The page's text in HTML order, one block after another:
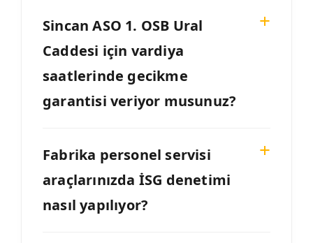
Sincan ASO 1. OSB Ural
Caddesi için vardiya
saatlerinde gecikme
garantisi veriyor musunuz?
Fabrika personel servisi
araçlarınızda İSG denetimi
nasıl yapılıyor?